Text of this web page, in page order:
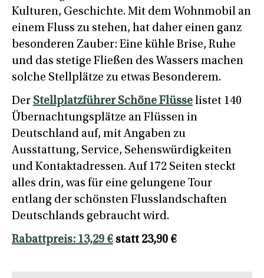
Kulturen, Geschichte. Mit dem Wohnmobil an
einem Fluss zu stehen, hat daher einen ganz
besonderen Zauber: Eine kühle Brise, Ruhe
und das stetige Fließen des Wassers machen
solche Stellplätze zu etwas Besonderem.
Der Stellplatzführer Schöne Flüsse listet 140
Übernachtungsplätze an Flüssen in
Deutschland auf, mit Angaben zu
Ausstattung, Service, Sehenswürdigkeiten
und Kontaktadressen. Auf 172 Seiten steckt
alles drin, was für eine gelungene Tour
entlang der schönsten Flusslandschaften
Deutschlands gebraucht wird.
Rabattpreis: 13,29 € statt 23,90 €